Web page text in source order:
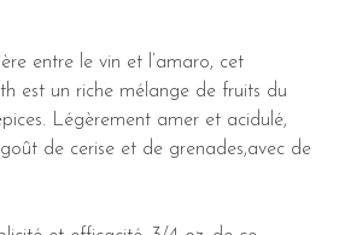
entre le vin et l’amaro, cet
est un riche mélange de fruits du
Légèrement amer et acidulé,
de cerise et de grenades,avec de